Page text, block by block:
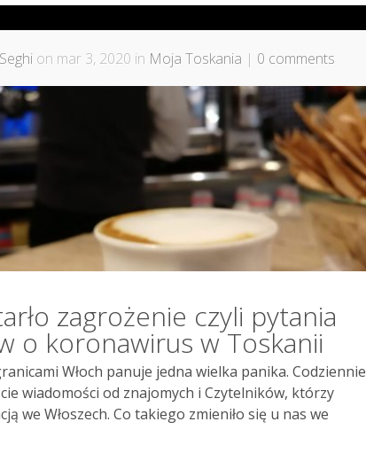
on mar 3, 2020 in Moja Toskania | 0 comments
zagrożenie czyli pytania
o koronawirus w Toskanii
Włoch panuje jedna wielka panika. Codziennie
wiadomości od znajomych i Czytelników, którzy
we Włoszech. Co takiego zmieniło się u nas we